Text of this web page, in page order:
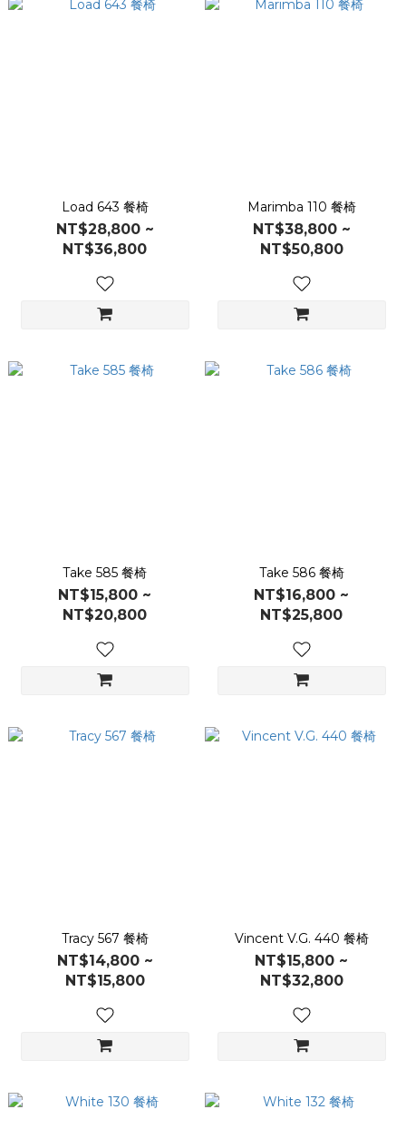
Load 643 餐椅
NT$28,800 ~
NT$36,800
Marimba 110 餐椅
NT$38,800 ~
NT$50,800
Take 585 餐椅
NT$15,800 ~
NT$20,800
Take 586 餐椅
NT$16,800 ~
NT$25,800
Tracy 567 餐椅
NT$14,800 ~
NT$15,800
Vincent V.G. 440 餐椅
NT$15,800 ~
NT$32,800